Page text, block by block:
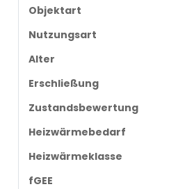
Objektart
Nutzungsart
Alter
Erschließung
Zustandsbewertung
Heizwärmebedarf
Heizwärmeklasse
fGEE